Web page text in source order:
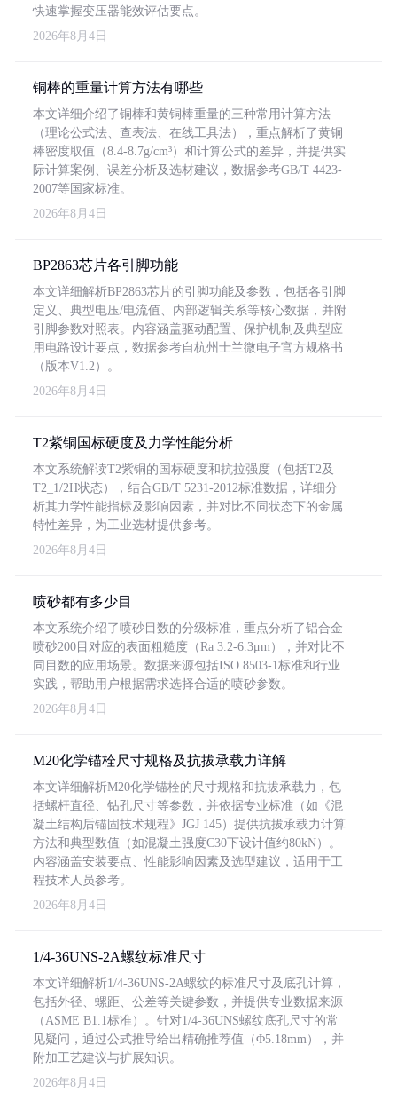
快速掌握变压器能效评估要点。
2026年8月4日
铜棒的重量计算方法有哪些
本文详细介绍了铜棒和黄铜棒重量的三种常用计算方法
（理论公式法、查表法、在线工具法），重点解析了黄铜
棒密度取值（8.4-8.7g/cm³）和计算公式的差异，并提供实
际计算案例、误差分析及选材建议，数据参考GB/T 4423-
2007等国家标准。
2026年8月4日
BP2863芯片各引脚功能
本文详细解析BP2863芯片的引脚功能及参数，包括各引脚
定义、典型电压/电流值、内部逻辑关系等核心数据，并附
引脚参数对照表。内容涵盖驱动配置、保护机制及典型应
用电路设计要点，数据参考自杭州士兰微电子官方规格书
（版本V1.2）。
2026年8月4日
T2紫铜国标硬度及力学性能分析
本文系统解读T2紫铜的国标硬度和抗拉强度（包括T2及
T2_1/2H状态），结合GB/T 5231-2012标准数据，详细分
析其力学性能指标及影响因素，并对比不同状态下的金属
特性差异，为工业选材提供参考。
2026年8月4日
喷砂都有多少目
本文系统介绍了喷砂目数的分级标准，重点分析了铝合金
喷砂200目对应的表面粗糙度（Ra 3.2-6.3μm），并对比不
同目数的应用场景。数据来源包括ISO 8503-1标准和行业
实践，帮助用户根据需求选择合适的喷砂参数。
2026年8月4日
M20化学锚栓尺寸规格及抗拔承载力详解
本文详细解析M20化学锚栓的尺寸规格和抗拔承载力，包
括螺杆直径、钻孔尺寸等参数，并依据专业标准（如《混
凝土结构后锚固技术规程》JGJ 145）提供抗拔承载力计算
方法和典型数值（如混凝土强度C30下设计值约80kN）。
内容涵盖安装要点、性能影响因素及选型建议，适用于工
程技术人员参考。
2026年8月4日
1/4-36UNS-2A螺纹标准尺寸
本文详细解析1/4-36UNS-2A螺纹的标准尺寸及底孔计算，
包括外径、螺距、公差等关键参数，并提供专业数据来源
（ASME B1.1标准）。针对1/4-36UNS螺纹底孔尺寸的常
见疑问，通过公式推导给出精确推荐值（Φ5.18mm），并
附加工艺建议与扩展知识。
2026年8月4日